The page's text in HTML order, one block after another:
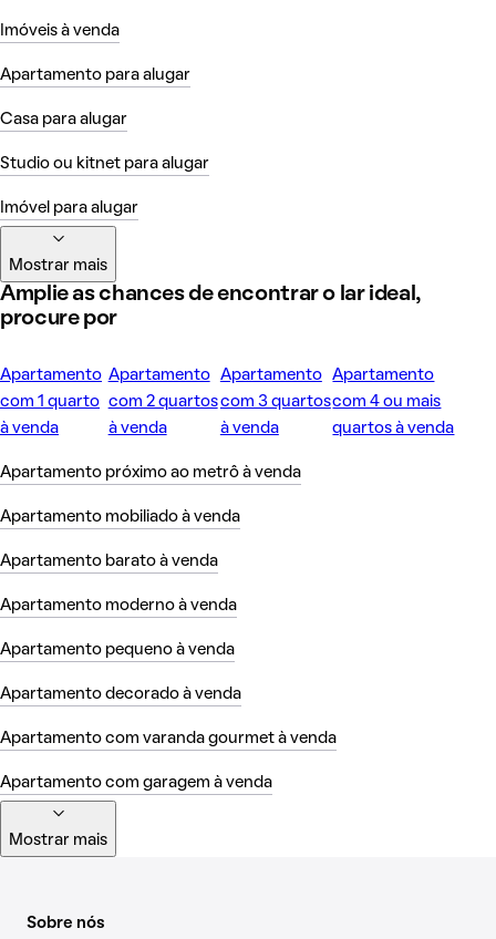
Imóveis à venda
Apartamento para alugar
Casa para alugar
Studio ou kitnet para alugar
Imóvel para alugar
Mostrar mais
Amplie as chances de encontrar o lar ideal,
procure por
Apartamento
com 1 quarto
à venda
Apartamento
com 2 quartos
à venda
Apartamento
com 3 quartos
à venda
Apartamento
com 4 ou mais
quartos à venda
Apartamento próximo ao metrô à venda
Apartamento mobiliado à venda
Apartamento barato à venda
Apartamento moderno à venda
Apartamento pequeno à venda
Apartamento decorado à venda
Apartamento com varanda gourmet à venda
Apartamento com garagem à venda
Mostrar mais
Sobre nós